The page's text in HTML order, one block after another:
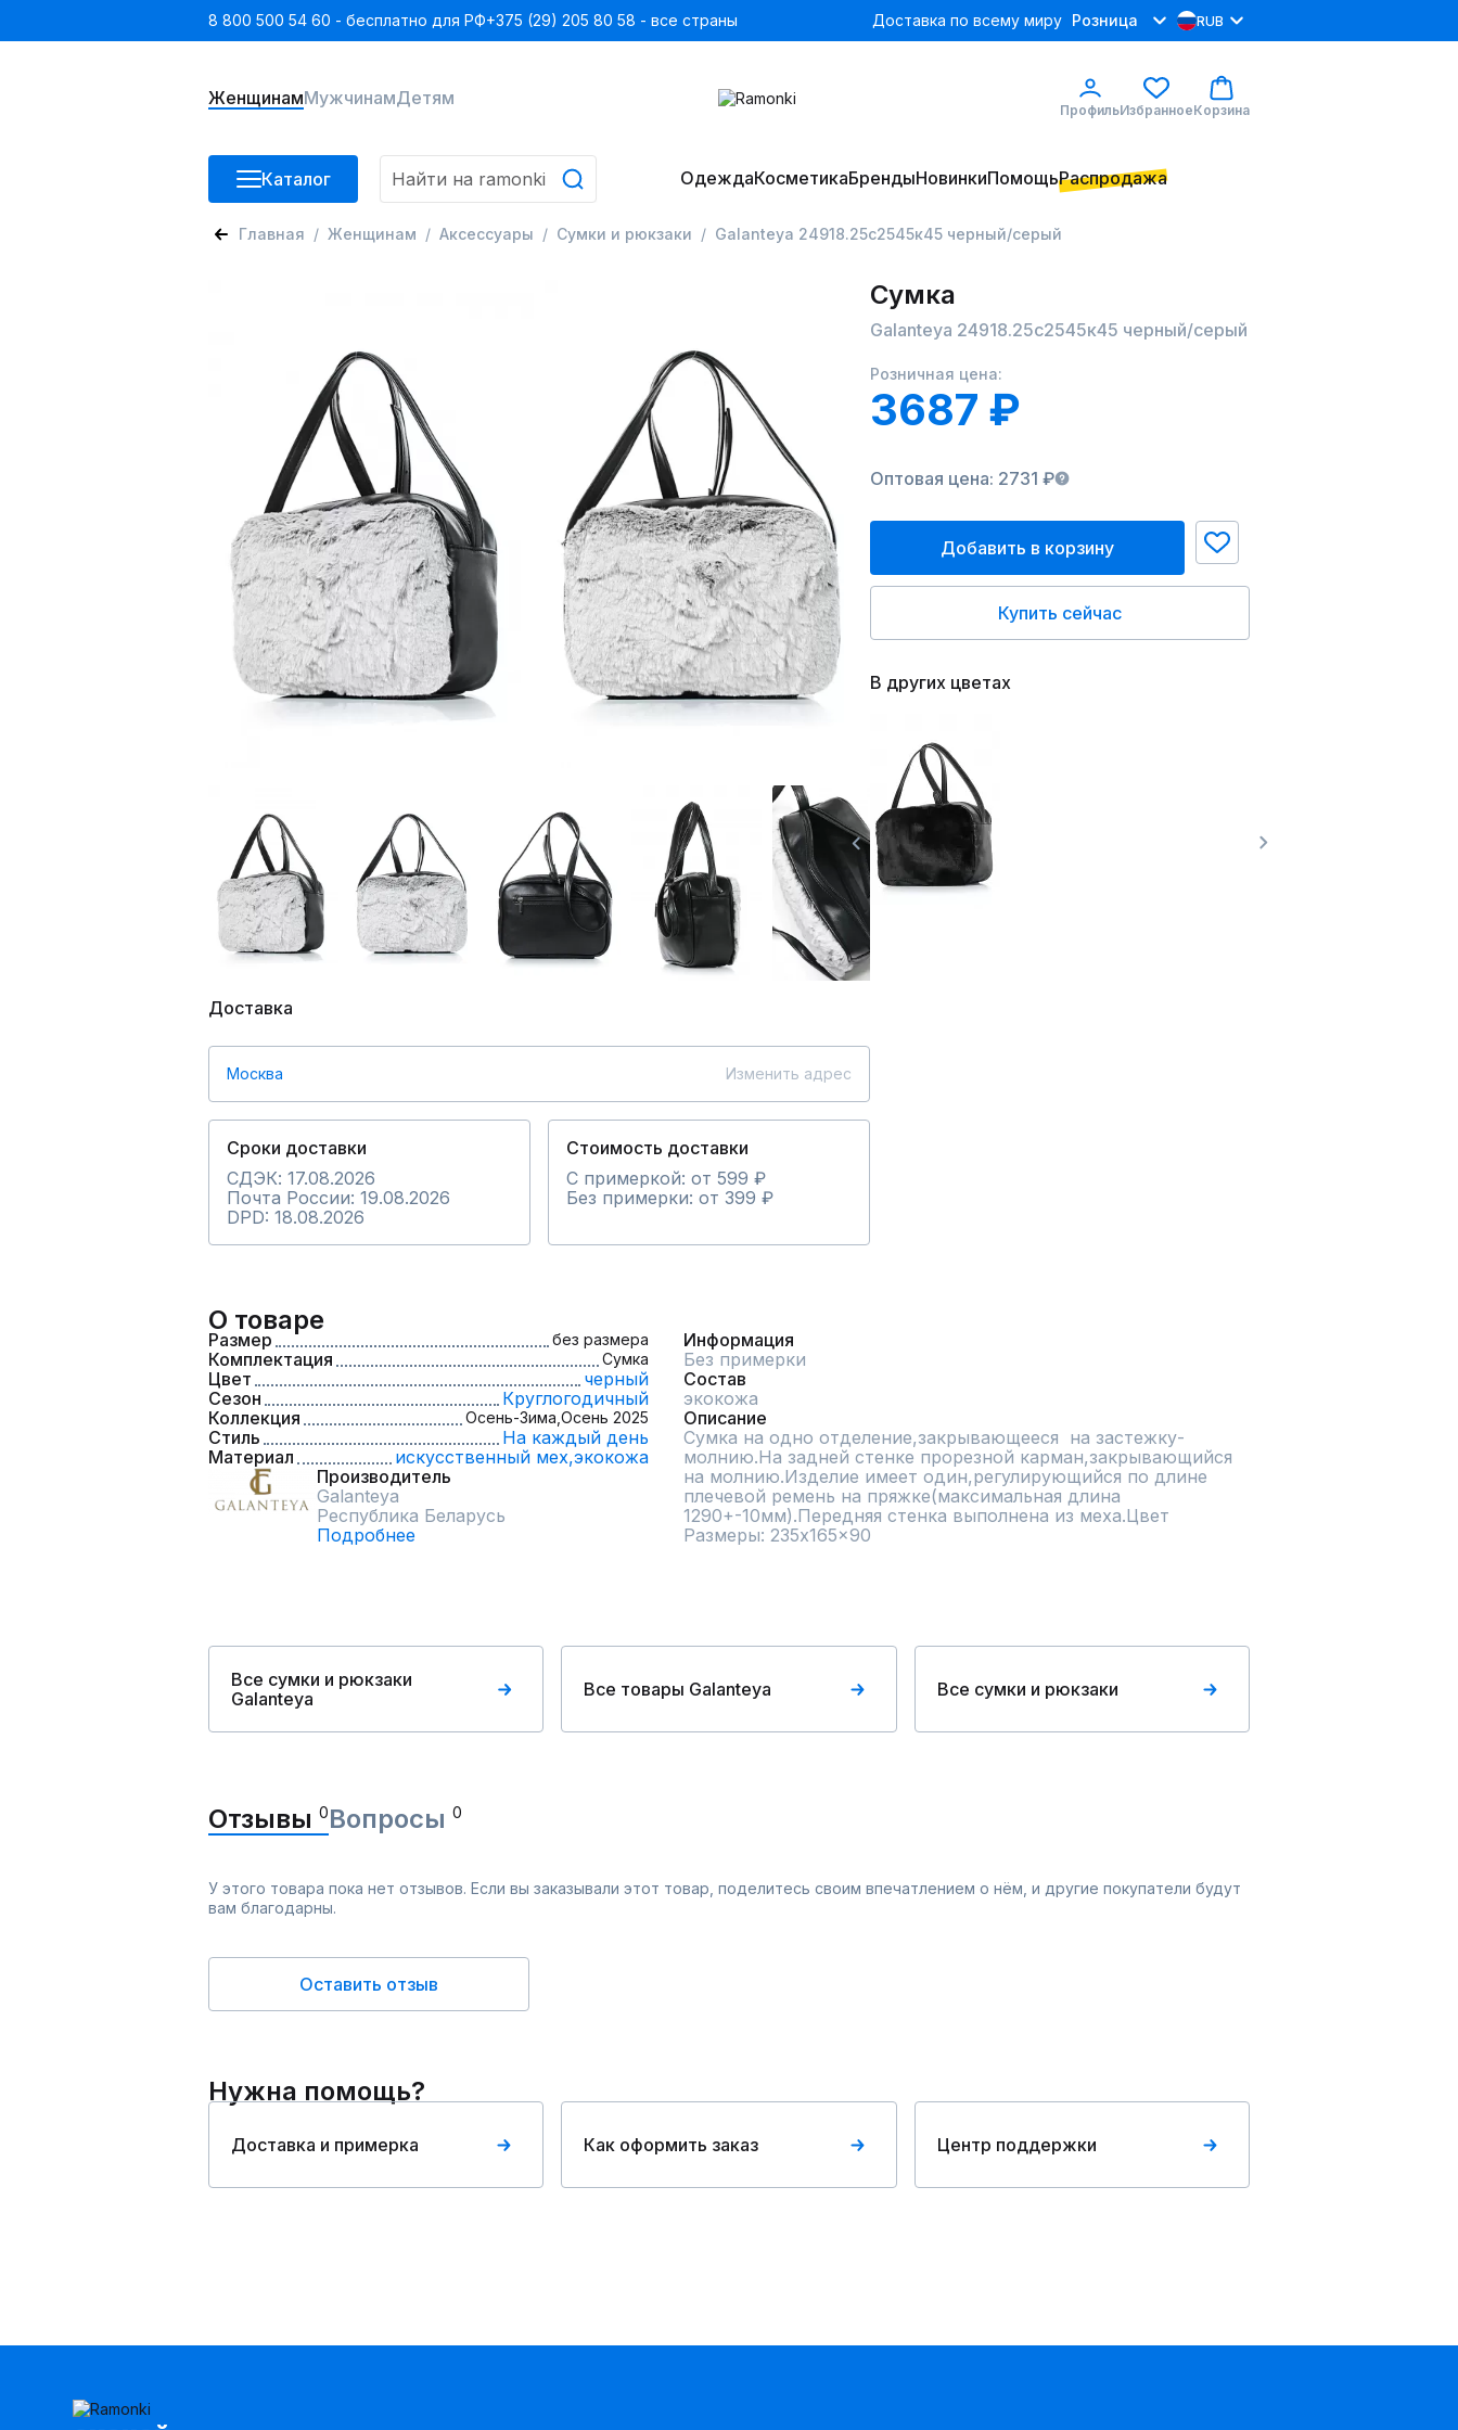
8 800 500 54 60 - бесплатно для РФ+375 (29) 205 80 58 - все страны Доставка по всему миру Розница RUB
ЖенщинамМужчинамДетям
ПрофильИзбранноеКорзина
Каталог ОдеждаКосметикаБрендыНовинкиПомощьРаспродажа
Главная Женщинам Аксессуары Сумки и рюкзаки Galanteya 24918.25с2545к45 черный/серый
Доставка
Москва Изменить адрес
Сроки доставки
СДЭК: 17.08.2026
Почта России: 19.08.2026
DPD: 18.08.2026
Стоимость доставки
С примеркой: от 599 ₽
Без примерки: от 399 ₽
Сумка
Galanteya 24918.25с2545к45 черный/серый
Розничная цена:
3687 ₽
Оптовая цена: 2731 ₽
Добавить в корзину
Купить сейчас
В других цветах
О товаре
Размер без размера
Комплектация Сумка
Цвет
черный
Сезон
Круглогодичный
Коллекция
Осень-Зима, Осень 2025
Стиль
На каждый день
Материал
искусственный мех,экокожа
Производитель
Galanteya
Республика Беларусь
Подробнее
Информация
Без примерки
Состав
экокожа
Описание
Сумка на одно отделение,закрывающееся  на застежку-
молнию.На задней стенке прорезной карман,закрывающийся
на молнию.Изделие имеет один,регулирующийся по длине
плечевой ремень на пряжке(максимальная длина
1290+-10мм).Передняя стенка выполнена из меха.Цвет
Размеры: 235x165x90
Все сумки и рюкзаки
Galanteya
Все товары Galanteya Все сумки и рюкзаки
Отзывы 0Вопросы 0
У этого товара пока нет отзывов. Если вы заказывали этот товар, поделитесь своим впечатлением о нём, и другие покупатели будут
вам благодарны.
Оставить отзыв
Нужна помощь?
Доставка и примерка Как оформить заказ Центр поддержки